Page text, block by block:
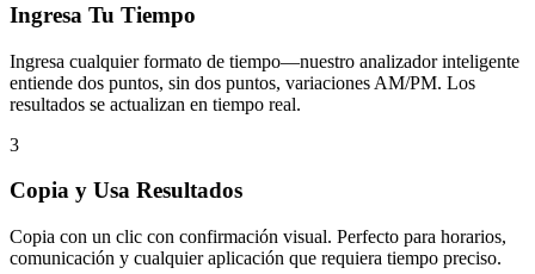
Ingresa Tu Tiempo
Ingresa cualquier formato de tiempo—nuestro analizador inteligente
entiende dos puntos, sin dos puntos, variaciones AM/PM. Los
resultados se actualizan en tiempo real.
3
Copia y Usa Resultados
Copia con un clic con confirmación visual. Perfecto para horarios,
comunicación y cualquier aplicación que requiera tiempo preciso.